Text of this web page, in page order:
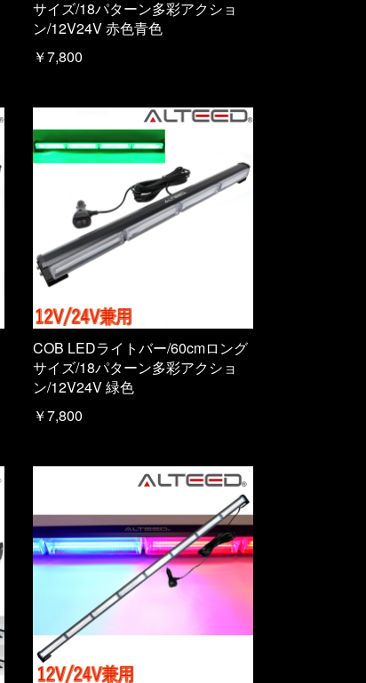
サイズ/18パターン多彩アクショ
ン/12V24V 赤色青色
￥7,800
COB LEDライトバー/60cmロング
サイズ/18パターン多彩アクショ
ン/12V24V 緑色
￥7,800